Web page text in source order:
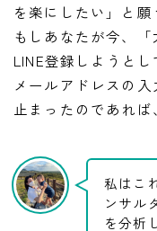
を楽にしたい」と願
もしあなたが今、
LINE登録しようと
メールアドレスの
止まったのであれば
私はこ
ンサル
を分析